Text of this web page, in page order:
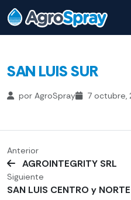
SAN LUIS SUR
por AgroSpray 7 octubre,
Anterior
AGROINTEGRITY SRL
Siguiente
SAN LUIS CENTRO y NORTE